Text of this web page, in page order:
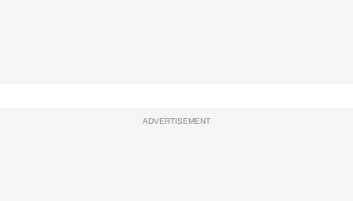
ADVERTISEMENT